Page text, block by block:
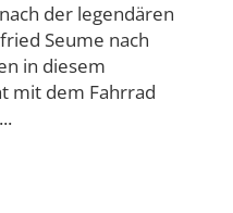
der legendären
Seume nach
in diesem
mit dem Fahrrad